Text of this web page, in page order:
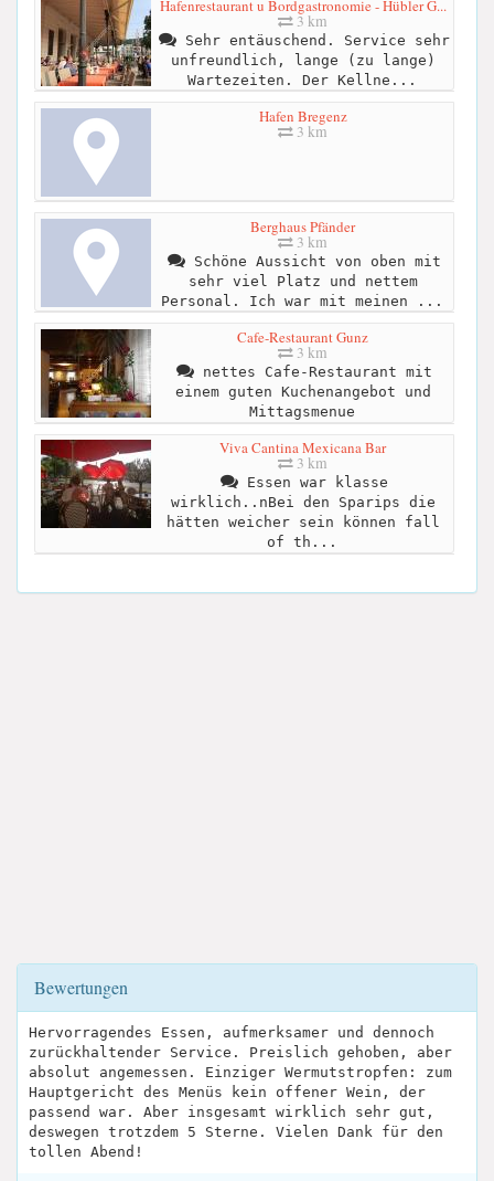
Hafenrestaurant u Bordgastronomie - Hübler G...
3 km
Sehr entäuschend. Service sehr
unfreundlich, lange (zu lange)
Wartezeiten. Der Kellne...
Hafen Bregenz
3 km
Berghaus Pfänder
3 km
Schöne Aussicht von oben mit
sehr viel Platz und nettem
Personal. Ich war mit meinen ...
Cafe-Restaurant Gunz
3 km
nettes Cafe-Restaurant mit
einem guten Kuchenangebot und
Mittagsmenue
Viva Cantina Mexicana Bar
3 km
Essen war klasse
wirklich..nBei den Sparips die
hätten weicher sein können fall
of th...
Bewertungen
Hervorragendes Essen, aufmerksamer und dennoch
zurückhaltender Service. Preislich gehoben, aber
absolut angemessen. Einziger Wermutstropfen: zum
Hauptgericht des Menüs kein offener Wein, der
passend war. Aber insgesamt wirklich sehr gut,
deswegen trotzdem 5 Sterne. Vielen Dank für den
tollen Abend!